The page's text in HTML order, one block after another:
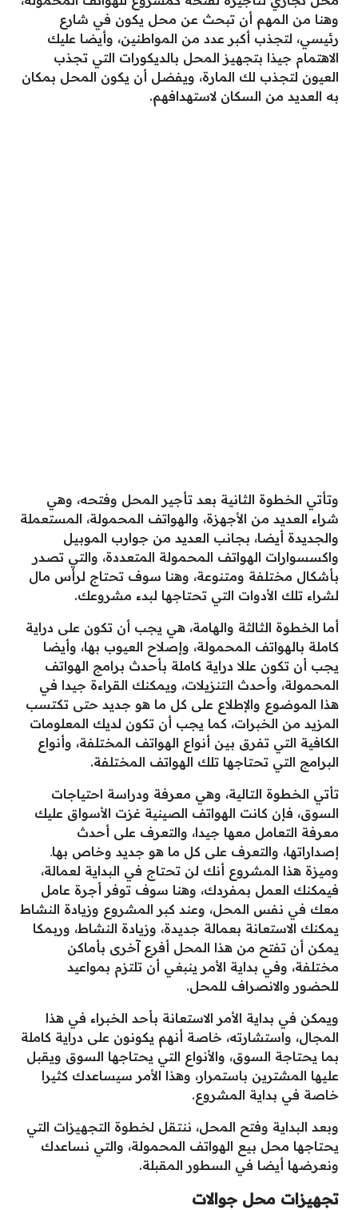
وهنا من المهم أن تبحث عن محل يكون في شارع
رئيسي، لتجذب أكبر عدد من المواطنين، وأيضا عليك
الاهتمام جيذا بتجهيز المحل بالديكورات التي تجذب
العيون لتجذب لك المارة، ويفضل أن يكون المحل بمكان
به العديد من السكان لاستهدافهم.
وتأتي الخطوة الثانية بعد تأجير المحل وفتحه، وهي
شراء العديد من الأجهزة، والهواتف المحمولة، المستعملة
والجديدة أيضا، بجانب العديد من جوارب الموبيل
واكسسوارات الهواتف المحمولة المتعددة، والتي تصدر
بأشكال مختلفة ومتنوعة، وهنا سوف تحتاج لرأس مال
لشراء تلك الأدوات التي تحتاجها لبدء مشروعك.
أما الخطوة الثالثة والهامة، هي يجب أن تكون على دراية
كاملة بالهواتف المحمولة، وإصلاح العيوب بها، وأيضا
يجب أن تكون عللا دراية كاملة بأحدث برامج الهواتف
المحمولة، وأحدث التنزيلات، ويمكنك القراءة جيدا في
هذا الموضوع والإطلاع على كل ما هو جديد حتى تكتسب
المزيد من الخبرات، كما يجب أن تكون لديك المعلومات
الكافية التي تفرق بين أنواع الهواتف المختلفة، وأنواع
البرامج التي تحتاجها تلك الهواتف المختلفة.
تأتي الخطوة التالية، وهي معرفة ودراسة احتياجات
السوق، فإن كانت الهواتف الصينية غزت الأسواق عليك
معرفة التعامل معها جيدا، والتعرف على أحدث
إصداراتها، والتعرف على كل ما هو جديد وخاص بهاـ
وميزة هذا المشروع أنك لن تحتاج في البداية لعمالة،
فيمكنك العمل بمفردك، وهنا سوف توفر أجرة عامل
معك في نفس المحل، وعند كبر المشروع وزيادة النشاط
يمكنك الاستعانة بعمالة جديدة، وزيادة النشاط، وربمكا
يمكن أن تفتح من هذا المحل أفرع آخرى بأماكن
مختلفة، وفي بداية الأمر ينبغي أن تلتزم بمواعيد
للحضور والانصراف للمحل.
ويمكن في بداية الأمر الاستعانة بأحد الخبراء في هذا
المجال، واستشارته، خاصة أنهم يكونون على دراية كاملة
بما يحتاجة السوق، والأنواع التي يحتاجها السوق ويقبل
عليها المشترين باستمرار، وهذا الأمر سيساعدك كثيرا
خاصة في بداية المشروع.
وبعد البداية وفتح المحل، ننتقل لخطوة التجهيزات التي
يحتاجها محل بيع الهواتف المحمولة، والتي نساعدك
ونعرضها أيضا في السطور المقبلة.
تجهيزات محل جوالات